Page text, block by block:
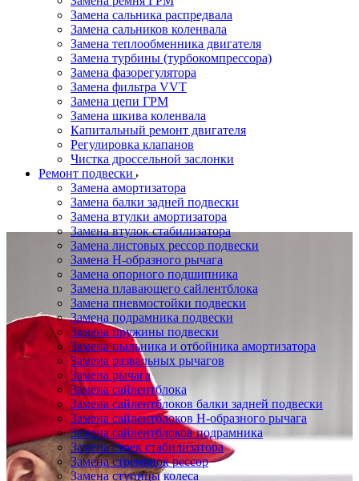
Замена сальника распредвала
Замена сальников коленвала
Замена теплообменника двигателя
Замена турбины (турбокомпрессора)
Замена фазорегулятора
Замена фильтра VVT
Замена цепи ГРМ
Замена шкива коленвала
Капитальный ремонт двигателя
Регулировка клапанов
Чистка дроссельной заслонки
Ремонт подвески
Замена амортизатора
Замена балки задней подвески
Замена втулки амортизатора
Замена втулок стабилизатора
Замена листовых рессор подвески
Замена Н-образного рычага
Замена опорного подшипника
Замена плавающего сайлентблока
Замена пневмостойки подвески
Замена подрамника подвески
Замена пружины подвески
Замена пыльника и отбойника амортизатора
Замена развальных рычагов
Замена рычага
Замена сайлентблока
Замена сайлентблоков балки задней подвески
Замена сайлентблоков Н-образного рычага
Замена сайлентблоков подрамника
Замена стоек стабилизатора
Замена стремянок рессор
Замена ступицы колеса